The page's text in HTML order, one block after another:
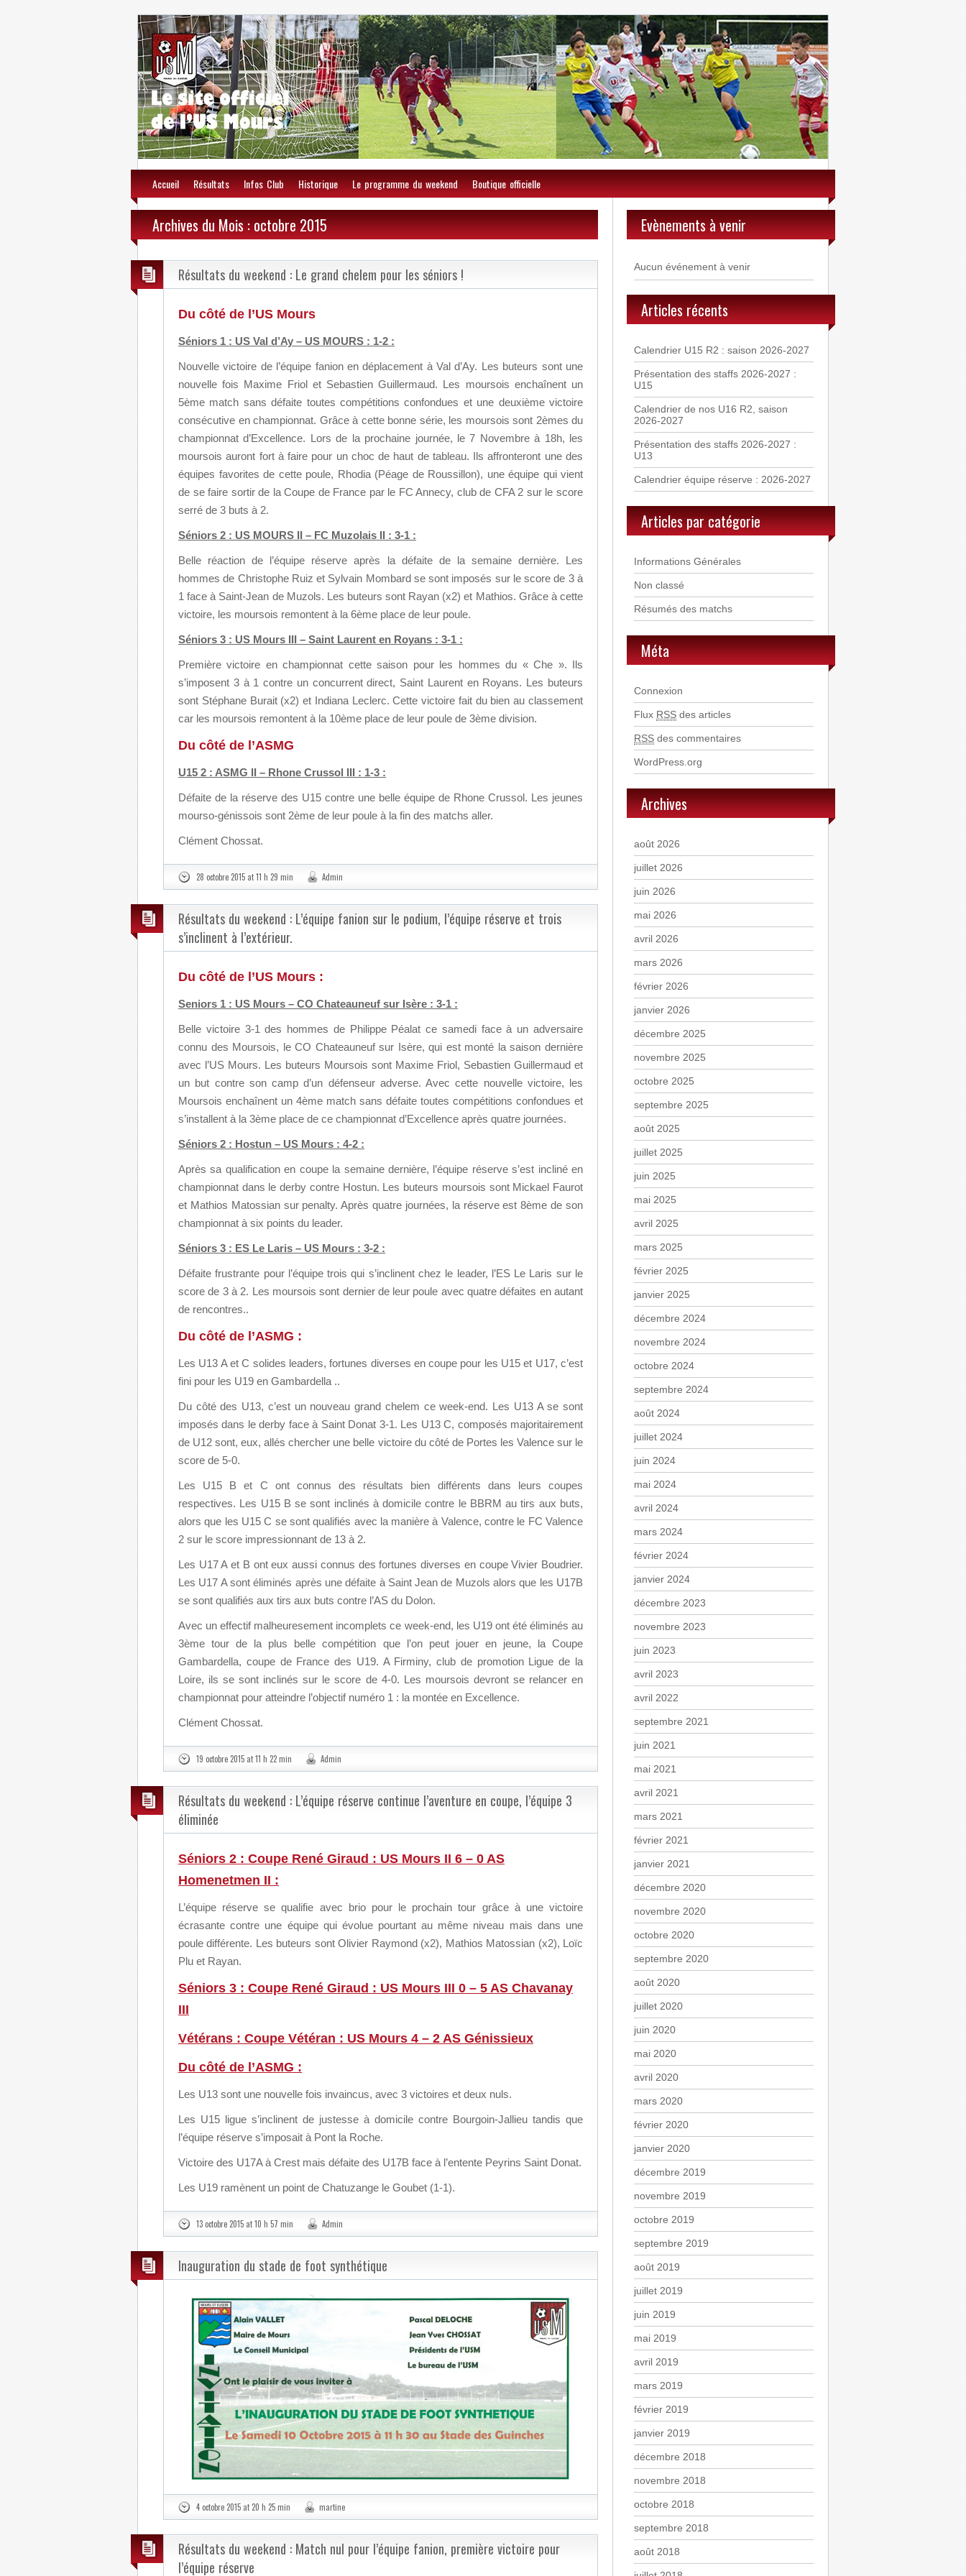
Accueil Résultats Infos Club Historique Le programme du weekend Boutique officielle
Archives du Mois : octobre 2015
Résultats du weekend : Le grand chelem pour les séniors !
Du côté de l’US Mours
Séniors 1 : US Val d’Ay – US MOURS : 1-2 :
Nouvelle victoire de l’équipe fanion en déplacement à Val d’Ay. Les buteurs sont une
nouvelle fois Maxime Friol et Sebastien Guillermaud. Les moursois enchaînent un
5ème match sans défaite toutes compétitions confondues et une deuxième victoire
consécutive en championnat. Grâce à cette bonne série, les moursois sont 2èmes du
championnat d’Excellence. Lors de la prochaine journée, le 7 Novembre à 18h, les
moursois auront fort à faire pour un choc de haut de tableau. Ils affronteront une des
équipes favorites de cette poule, Rhodia (Péage de Roussillon), une équipe qui vient
de se faire sortir de la Coupe de France par le FC Annecy, club de CFA 2 sur le score
serré de 3 buts à 2.
Séniors 2 : US MOURS II – FC Muzolais II : 3-1 :
Belle réaction de l’équipe réserve après la défaite de la semaine dernière. Les
hommes de Christophe Ruiz et Sylvain Mombard se sont imposés sur le score de 3 à
1 face à Saint-Jean de Muzols. Les buteurs sont Rayan (x2) et Mathios. Grâce à cette
victoire, les moursois remontent à la 6ème place de leur poule.
Séniors 3 : US Mours III – Saint Laurent en Royans : 3-1 :
Première victoire en championnat cette saison pour les hommes du « Che ». Ils
s’imposent 3 à 1 contre un concurrent direct, Saint Laurent en Royans. Les buteurs
sont Stéphane Burait (x2) et Indiana Leclerc. Cette victoire fait du bien au classement
car les moursois remontent à la 10ème place de leur poule de 3ème division.
Du côté de l’ASMG
U15 2 : ASMG II – Rhone Crussol III : 1-3 :
Défaite de la réserve des U15 contre une belle équipe de Rhone Crussol. Les jeunes
mourso-génissois sont 2ème de leur poule à la fin des matchs aller.
Clément Chossat.
28 octobre 2015 at 11 h 29 min Admin
Résultats du weekend : L’équipe fanion sur le podium, l’équipe réserve et trois
s’inclinent à l’extérieur.
Du côté de l’US Mours :
Seniors 1 : US Mours – CO Chateauneuf sur Isère : 3-1 :
Belle victoire 3-1 des hommes de Philippe Péalat ce samedi face à un adversaire
connu des Moursois, le CO Chateauneuf sur Isère, qui est monté la saison dernière
avec l’US Mours. Les buteurs Moursois sont Maxime Friol, Sebastien Guillermaud et
un but contre son camp d’un défenseur adverse. Avec cette nouvelle victoire, les
Moursois enchaînent un 4ème match sans défaite toutes compétitions confondues et
s’installent à la 3ème place de ce championnat d’Excellence après quatre journées.
Séniors 2 : Hostun – US Mours : 4-2 :
Après sa qualification en coupe la semaine dernière, l’équipe réserve s’est incliné en
championnat dans le derby contre Hostun. Les buteurs moursois sont Mickael Faurot
et Mathios Matossian sur penalty. Après quatre journées, la réserve est 8ème de son
championnat à six points du leader.
Séniors 3 : ES Le Laris – US Mours : 3-2 :
Défaite frustrante pour l’équipe trois qui s’inclinent chez le leader, l’ES Le Laris sur le
score de 3 à 2. Les moursois sont dernier de leur poule avec quatre défaites en autant
de rencontres..
Du côté de l’ASMG :
Les U13 A et C solides leaders, fortunes diverses en coupe pour les U15 et U17, c’est
fini pour les U19 en Gambardella ..
Du côté des U13, c’est un nouveau grand chelem ce week-end. Les U13 A se sont
imposés dans le derby face à Saint Donat 3-1. Les U13 C, composés majoritairement
de U12 sont, eux, allés chercher une belle victoire du côté de Portes les Valence sur le
score de 5-0.
Les U15 B et C ont connus des résultats bien différents dans leurs coupes
respectives. Les U15 B se sont inclinés à domicile contre le BBRM au tirs aux buts,
alors que les U15 C se sont qualifiés avec la manière à Valence, contre le FC Valence
2 sur le score impressionnant de 13 à 2.
Les U17 A et B ont eux aussi connus des fortunes diverses en coupe Vivier Boudrier.
Les U17 A sont éliminés après une défaite à Saint Jean de Muzols alors que les U17B
se sont qualifiés aux tirs aux buts contre l’AS du Dolon.
Avec un effectif malheuresement incomplets ce week-end, les U19 ont été éliminés au
3ème tour de la plus belle compétition que l’on peut jouer en jeune, la Coupe
Gambardella, coupe de France des U19. A Firminy, club de promotion Ligue de la
Loire, ils se sont inclinés sur le score de 4-0. Les moursois devront se relancer en
championnat pour atteindre l’objectif numéro 1 : la montée en Excellence.
Clément Chossat.
19 octobre 2015 at 11 h 22 min Admin
Résultats du weekend : L’équipe réserve continue l’aventure en coupe, l’équipe 3
éliminée
Séniors 2 : Coupe René Giraud : US Mours II 6 – 0 AS
Homenetmen II :
L’équipe réserve se qualifie avec brio pour le prochain tour grâce à une victoire
écrasante contre une équipe qui évolue pourtant au même niveau mais dans une
poule différente. Les buteurs sont Olivier Raymond (x2), Mathios Matossian (x2), Loïc
Plu et Rayan.
Séniors 3 : Coupe René Giraud : US Mours III 0 – 5 AS Chavanay
III
Vétérans : Coupe Vétéran : US Mours 4 – 2 AS Génissieux
Du côté de l’ASMG :
Les U13 sont une nouvelle fois invaincus, avec 3 victoires et deux nuls.
Les U15 ligue s’inclinent de justesse à domicile contre Bourgoin-Jallieu tandis que
l’équipe réserve s’imposait à Pont la Roche.
Victoire des U17A à Crest mais défaite des U17B face à l’entente Peyrins Saint Donat.
Les U19 ramènent un point de Chatuzange le Goubet (1-1).
13 octobre 2015 at 10 h 57 min Admin
Inauguration du stade de foot synthétique
4 octobre 2015 at 20 h 25 min martine
Résultats du weekend : Match nul pour l’équipe fanion, première victoire pour
l’équipe réserve
Evènements à venir
Aucun événement à venir
Articles récents
Calendrier U15 R2 : saison 2026-2027
Présentation des staffs 2026-2027 :
U15
Calendrier de nos U16 R2, saison
2026-2027
Présentation des staffs 2026-2027 :
U13
Calendrier équipe réserve : 2026-2027
Articles par catégorie
Informations Générales
Non classé
Résumés des matchs
Méta
Connexion
Flux RSS des articles
RSS des commentaires
WordPress.org
Archives
août 2026
juillet 2026
juin 2026
mai 2026
avril 2026
mars 2026
février 2026
janvier 2026
décembre 2025
novembre 2025
octobre 2025
septembre 2025
août 2025
juillet 2025
juin 2025
mai 2025
avril 2025
mars 2025
février 2025
janvier 2025
décembre 2024
novembre 2024
octobre 2024
septembre 2024
août 2024
juillet 2024
juin 2024
mai 2024
avril 2024
mars 2024
février 2024
janvier 2024
décembre 2023
novembre 2023
juin 2023
avril 2023
avril 2022
septembre 2021
juin 2021
mai 2021
avril 2021
mars 2021
février 2021
janvier 2021
décembre 2020
novembre 2020
octobre 2020
septembre 2020
août 2020
juillet 2020
juin 2020
mai 2020
avril 2020
mars 2020
février 2020
janvier 2020
décembre 2019
novembre 2019
octobre 2019
septembre 2019
août 2019
juillet 2019
juin 2019
mai 2019
avril 2019
mars 2019
février 2019
janvier 2019
décembre 2018
novembre 2018
octobre 2018
septembre 2018
août 2018